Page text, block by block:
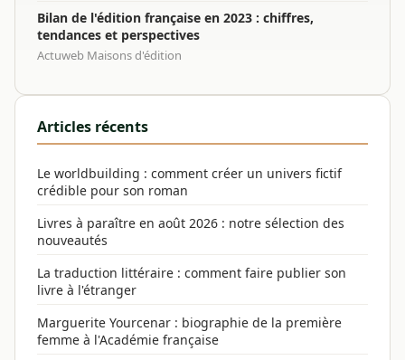
Bilan de l'édition française en 2023 : chiffres,
tendances et perspectives
Actuweb Maisons d'édition
Articles récents
Le worldbuilding : comment créer un univers fictif
crédible pour son roman
Livres à paraître en août 2026 : notre sélection des
nouveautés
La traduction littéraire : comment faire publier son
livre à l'étranger
Marguerite Yourcenar : biographie de la première
femme à l'Académie française